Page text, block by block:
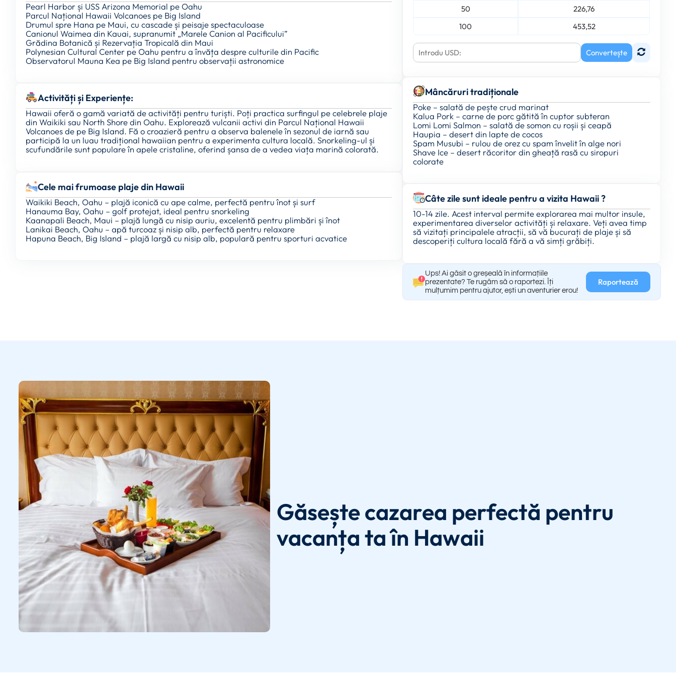
Pearl Harbor și USS Arizona Memorial pe Oahu
Parcul Național Hawaii Volcanoes pe Big Island
Drumul spre Hana pe Maui, cu cascade și peisaje spectaculoase
Canionul Waimea din Kauai, supranumit „Marele Canion al Pacificului”
Grădina Botanică și Rezervația Tropicală din Maui
Polynesian Cultural Center pe Oahu pentru a învăța despre culturile din Pacific
Observatorul Mauna Kea pe Big Island pentru observații astronomice
Activități și Experiențe:
Hawaii oferă o gamă variată de activități pentru turiști. Poți practica surfingul pe celebrele plaje
din Waikiki sau North Shore din Oahu. Explorează vulcanii activi din Parcul Național Hawaii
Volcanoes de pe Big Island. Fă o croazieră pentru a observa balenele în sezonul de iarnă sau
participă la un luau tradițional hawaiian pentru a experimenta cultura locală. Snorkeling-ul și
scufundările sunt populare în apele cristaline, oferind șansa de a vedea viața marină colorată.
Cele mai frumoase plaje din Hawaii
Waikiki Beach, Oahu – plajă iconică cu ape calme, perfectă pentru înot și surf
Hanauma Bay, Oahu – golf protejat, ideal pentru snorkeling
Kaanapali Beach, Maui – plajă lungă cu nisip auriu, excelentă pentru plimbări și înot
Lanikai Beach, Oahu – apă turcoaz și nisip alb, perfectă pentru relaxare
Hapuna Beach, Big Island – plajă largă cu nisip alb, populară pentru sporturi acvatice
50
226,76
100
453,52
Convertește
Mâncăruri tradiționale
Poke – salată de pește crud marinat
Kalua Pork – carne de porc gătită în cuptor subteran
Lomi Lomi Salmon – salată de somon cu roșii și ceapă
Haupia – desert din lapte de cocos
Spam Musubi – rulou de orez cu spam învelit în alge nori
Shave Ice – desert răcoritor din gheață rasă cu siropuri
colorate
Câte zile sunt ideale pentru a vizita Hawaii ?
10-14 zile. Acest interval permite explorarea mai multor insule,
experimentarea diverselor activități și relaxare. Veți avea timp
să vizitați principalele atracții, să vă bucurați de plaje și să
descoperiți cultura locală fără a vă simți grăbiți.
Ups! Ai găsit o greșeală în informațiile
prezentate? Te rugăm să o raportezi. Îți
mulțumim pentru ajutor, ești un aventurier erou!
Raportează
Găsește cazarea perfectă pentru
vacanța ta în Hawaii